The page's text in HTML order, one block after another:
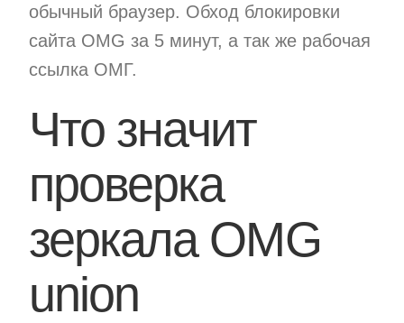
обычный браузер. Обход блокировки
сайта OMG за 5 минут, а так же рабочая
ссылка ОМГ.
Что значит
проверка
зеркала OMG
union